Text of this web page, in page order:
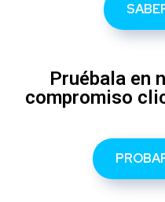
Pruébala en
compromiso